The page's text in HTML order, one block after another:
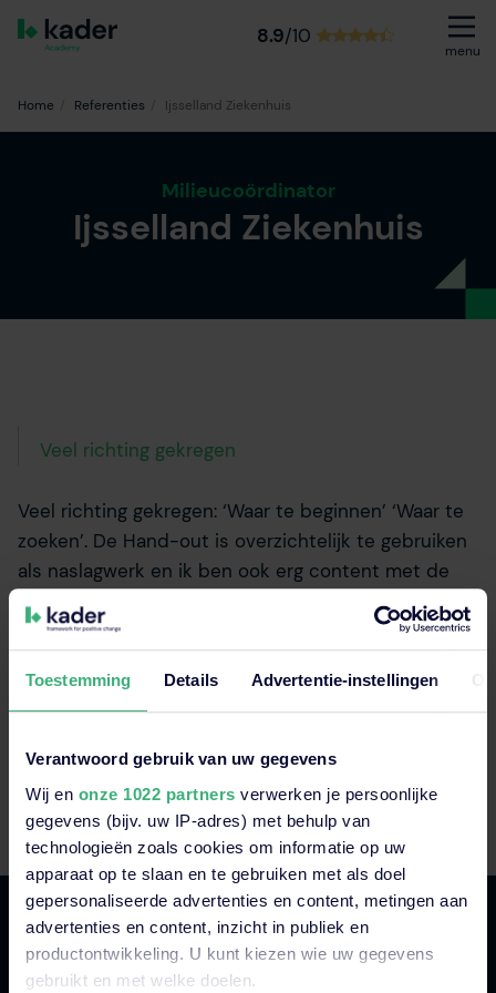
Toestemming Details Advertentie-instellingen
Verantwoord gebruik van uw gegevens
Wij en onze 1022 partners verwerken je persoonlijke
gegevens (bijv. uw IP-adres) met behulp van
technologieën zoals cookies om informatie op uw
apparaat op te slaan en te gebruiken met als doel
gepersonaliseerde advertenties en content, metingen aan
advertenties en content, inzicht in publiek en
productontwikkeling. U kunt kiezen wie uw gegevens
gebruikt en met welke doelen.
8.9/10
menu
Home Referenties Ijsselland Ziekenhuis
Milieucoördinator
Ijsselland Ziekenhuis
Veel richting gekregen
Veel richting gekregen: ‘Waar te beginnen’ ‘Waar te
zoeken’. De Hand-out is overzichtelijk te gebruiken
als naslagwerk en ik ben ook erg content met de
verkregen USB.